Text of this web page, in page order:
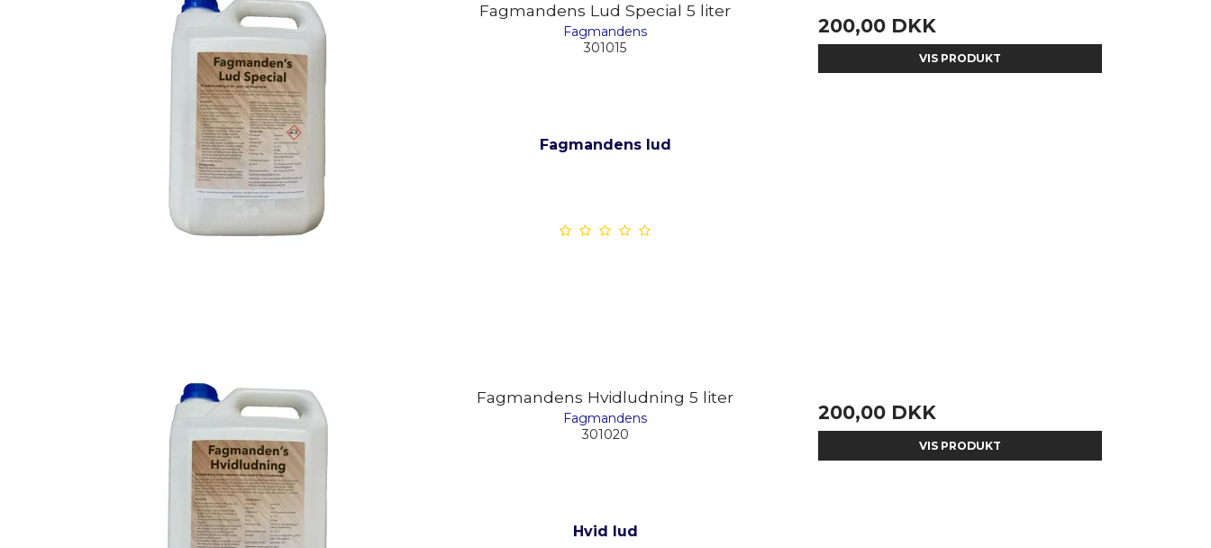
Fagmandens Lud Special 5 liter
Fagmandens
301015
Fagmandens lud
200,00 DKK
VIS PRODUKT
Fagmandens Hvidludning 5 liter
Fagmandens
301020
Hvid lud
200,00 DKK
VIS PRODUKT